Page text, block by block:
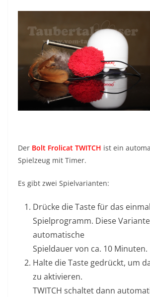
Der Bolt Frolicat TWITCH ist ein
Spielzeug mit Timer.
Es gibt zwei Spielvarianten:
Drücke die Taste für das
Spielprogramm. Diese
automatische
Spieldauer von ca. 10 Minuten.
Halte die Taste gedrückt, um
zu aktivieren.
TWITCH schaltet dann